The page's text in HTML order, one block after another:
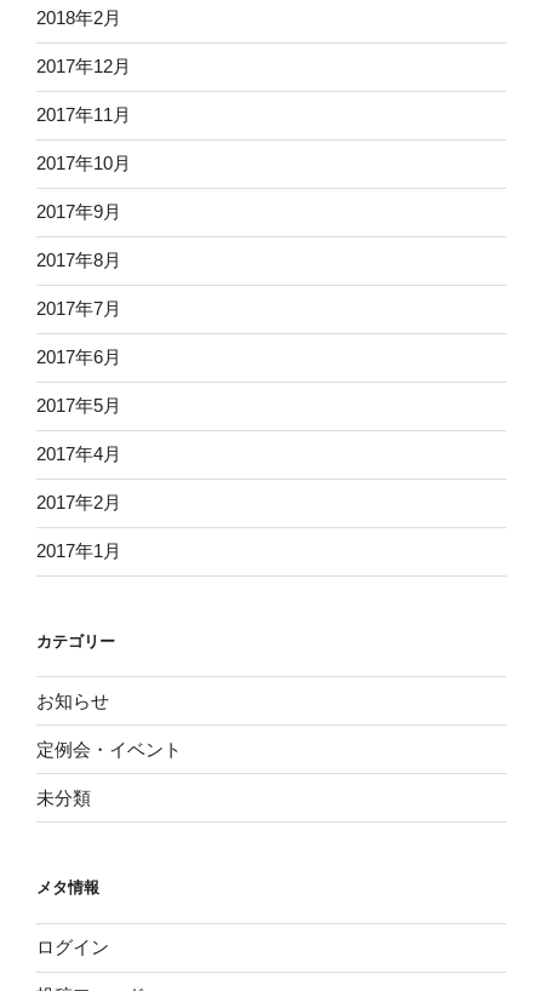
2018年2月
2017年12月
2017年11月
2017年10月
2017年9月
2017年8月
2017年7月
2017年6月
2017年5月
2017年4月
2017年2月
2017年1月
カテゴリー
お知らせ
定例会・イベント
未分類
メタ情報
ログイン